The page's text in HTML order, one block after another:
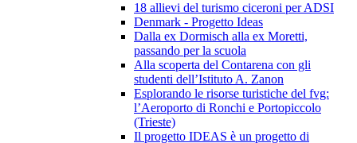
18 allievi del turismo ciceroni per ADSI
Denmark - Progetto Ideas
Dalla ex Dormisch alla ex Moretti,
passando per la scuola
Alla scoperta del Contarena con gli
studenti dell’Istituto A. Zanon
Esplorando le risorse turistiche del fvg:
l’Aeroporto di Ronchi e Portopiccolo
(Trieste)
Il progetto IDEAS è un progetto di